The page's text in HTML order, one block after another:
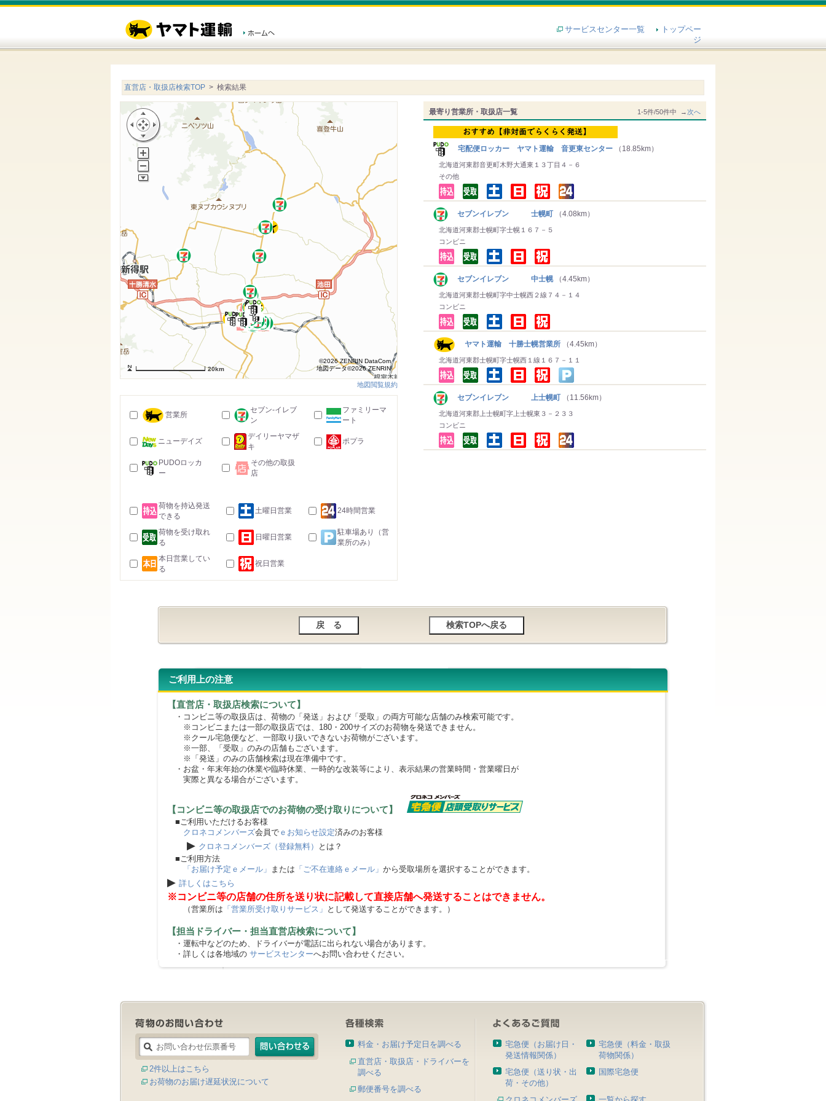
サービスセンター一覧
トップペー
ジ
直営店・取扱店検索TOP > 検索結果
最寄り営業所・取扱店一覧 1-5件/50件中 →次へ
宅配便ロッカー ヤマト運輸 音更東センター （18.85km）
北海道河東郡音更町木野大通東１３丁目４－６
その他
セブンイレブン 士幌町 （4.08km）
北海道河東郡士幌町字士幌１６７－５
コンビニ
セブンイレブン 中士幌 （4.45km）
北海道河東郡士幌町字中士幌西２線７４－１４
コンビニ
ヤマト運輸 十勝士幌営業所 （4.45km）
北海道河東郡士幌町字士幌西１線１６７－１１
セブンイレブン 上士幌町 （11.56km）
北海道河東郡上士幌町字上士幌東３－２３３
コンビニ
20km
©2026 ZENRIN DataCom
地図データ©2026 ZENRIN
地図閲覧規約
営業所
セブン-イレブ
ン
ファミリーマ
ート
ニューデイズ
デイリーヤマザ
キ
ポプラ
PUDOロッカ
ー
その他の取扱
店
荷物を持込発送
できる
土曜日営業 24時間営業
荷物を受け取れ
る
日曜日営業
駐車場あり（営
業所のみ）
本日営業してい
る
祝日営業
ご利用上の注意
【直営店・取扱店検索について】
・コンビニ等の取扱店は、荷物の「発送」および「受取」の両方可能な店舗のみ検索可能です。
※コンビニまたは一部の取扱店では、180・200サイズのお荷物を発送できません。
※クール宅急便など、一部取り扱いできないお荷物がございます。
※一部、「受取」のみの店舗もございます。
※「発送」のみの店舗検索は現在準備中です。
・お盆・年末年始の休業や臨時休業、一時的な改装等により、表示結果の営業時間・営業曜日が
実際と異なる場合がございます。
【コンビニ等の取扱店でのお荷物の受け取りについて】
■ご利用いただけるお客様
クロネコメンバーズ会員で ｅお知らせ設定済みのお客様
▶ クロネコメンバーズ（登録無料）
とは？
■ご利用方法
「お届け予定ｅメール」 または 「ご不在連絡ｅメール」 から受取場所を選択することができます。
▶ 詳しくはこちら
※コンビニ等の店舗の住所を送り状に記載して直接店舗へ発送することはできません。
（営業所は 「営業所受け取りサービス」 として発送することができます。）
【担当ドライバー・担当直営店検索について】
・運転中などのため、ドライバーが電話に出られない場合があります。
・詳しくは各地域の サービスセンターへお問い合わせください。
2件以上はこちら
お荷物のお届け遅延状況について
料金・お届け予定日を調べる
直営店・取扱店・ドライバーを
調べる
郵便番号を調べる
宅急便（お届け日・
発送情報関係）
宅急便（料金・取扱
荷物関係）
宅急便（送り状・出
荷・その他）
国際宅急便